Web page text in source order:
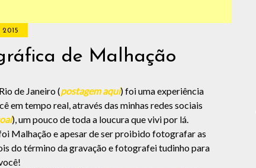
de Malhação
de Janeiro (postagem aqui) foi uma experiência
em tempo real, através das minhas redes sociais
), um pouco de toda a loucura que vivi por lá.
Malhação e apesar de ser proibido fotografar as
do término da gravação e fotografei tudinho para